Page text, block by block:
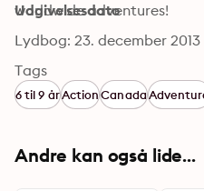
worldwide adventures!
Udgivelsesdato
Lydbog: 23. december 2013
Tags
6 til 9 årActionCanada
Andre kan også lide...